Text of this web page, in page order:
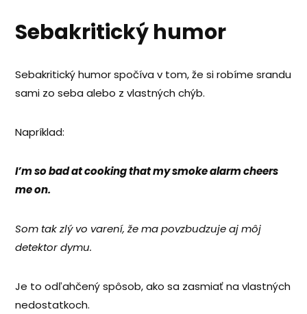
Sebakritický humor
Sebakritický humor spočíva v tom, že si robíme srandu
sami zo seba alebo z vlastných chýb.
Napríklad:
I’m so bad at cooking that my smoke alarm cheers
me on.
Som tak zlý vo varení, že ma povzbudzuje aj môj
detektor dymu.
Je to odľahčený spôsob, ako sa zasmiať na vlastných
nedostatkoch.